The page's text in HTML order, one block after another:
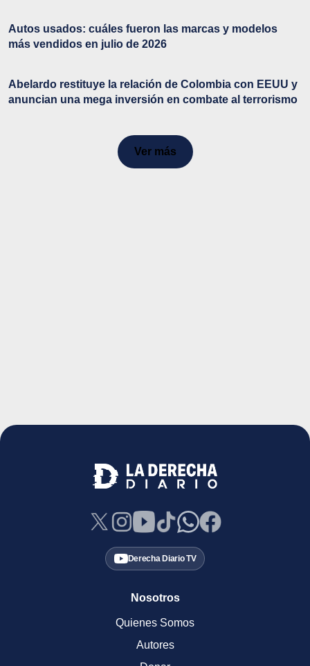
Autos usados: cuáles fueron las marcas y modelos
más vendidos en julio de 2026
Abelardo restituye la relación de Colombia con EEUU y
anuncian una mega inversión en combate al terrorismo
Ver más
Derecha Diario TV
Nosotros
Quienes Somos
Autores